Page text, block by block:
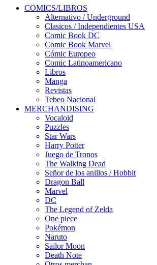
COMICS/LIBROS
Alternativo / Underground
Clasicos / Independientes USA
Comic Book DC
Comic Book Marvel
Cómic Europeo
Comic Latinoamericano
Libros
Manga
Revistas
Tebeo Nacional
MERCHANDISING
Vocaloid
Puzzles
Star Wars
Harry Potter
Juego de Tronos
The Walking Dead
Señor de los anillos / Hobbit
Dragon Ball
Marvel
DC
The Legend of Zelda
One piece
Pokémon
Naruto
Sailor Moon
Death Note